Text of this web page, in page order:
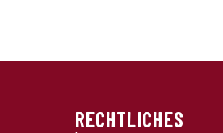
RECHTLICHES